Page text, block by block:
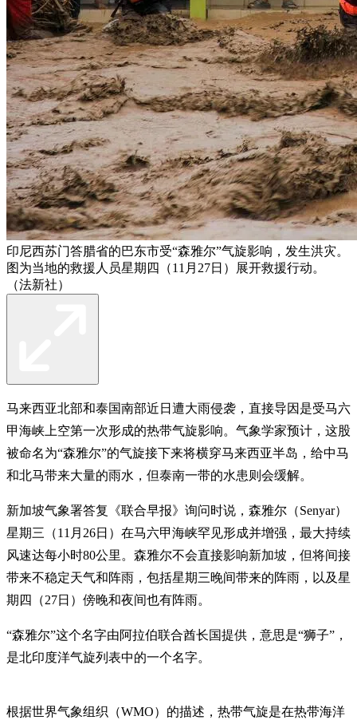
印尼西苏门答腊省的巴东市受“森雅尔”气旋影响，发生洪灾。
图为当地的救援人员星期四（11月27日）展开救援行动。
（法新社）
马来西亚北部和泰国南部近日遭大雨侵袭，直接导因是受马六
甲海峡上空第一次形成的热带气旋影响。气象学家预计，这股
被命名为“森雅尔”的气旋接下来将横穿马来西亚半岛，给中马
和北马带来大量的雨水，但泰南一带的水患则会缓解。
新加坡气象署答复《联合早报》询问时说，森雅尔（Senyar）
星期三（11月26日）在马六甲海峡罕见形成并增强，最大持续
风速达每小时80公里。森雅尔不会直接影响新加坡，但将间接
带来不稳定天气和阵雨，包括星期三晚间带来的阵雨，以及星
期四（27日）傍晚和夜间也有阵雨。
“森雅尔”这个名字由阿拉伯联合酋长国提供，意思是“狮子”，
是北印度洋气旋列表中的一个名字。
根据世界气象组织（WMO）的描述，热带气旋是在热带海洋